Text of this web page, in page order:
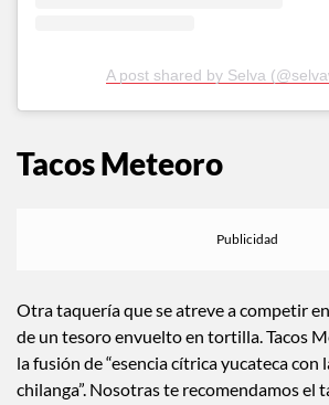
A post shared by Selva
Tacos Meteoro
Otra taquería que se atreve a competir
de un tesoro envuelto en tortilla. Tacos
la fusión de “esencia cítrica yucateca
chilanga”. Nosotras te recomendamos el